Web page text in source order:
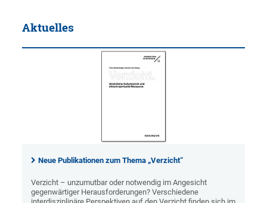
Aktuelles
Neue Publikationen zum Thema „Verzicht“
Verzicht – unzumutbar oder notwendig im Angesicht
gegenwärtiger Herausforderungen? Verschiedene